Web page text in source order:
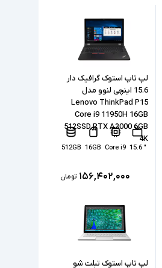
لپ تاپ استوک گرافیک دار
15.6 اینچی لنوو مدل
Lenovo ThinkPad P15
Core i9 11950H 16GB
512SSD RTX A3000 6GB
4K
" 15.6
Core i9
16GB
512GB
۱۵۶,۴۰۲,۰۰۰ تومان
لپ تاپ استوک تبلت شو